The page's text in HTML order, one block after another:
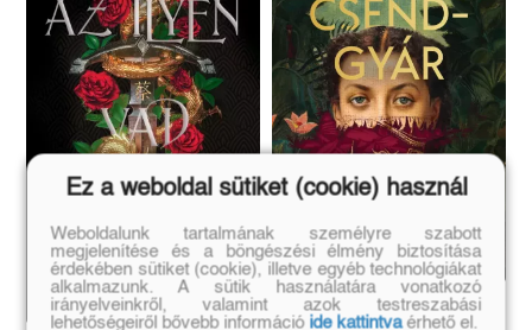
A csendgyár
Ez a weboldal sütiket (cookie) használ
Weboldalunk tartalmának személyre szabott
megjelenítése és a böngészési élmény biztosítása
érdekében sütiket (cookie), illetve egyéb technológiákat
alkalmazunk. A sütik használatára vonatkozó
irányelveinkről, valamint azok testreszabási
lehetőségeiről bővebb információ ide kattintvaérhető el.